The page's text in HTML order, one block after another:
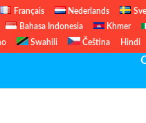
Français Nederlands
Bahasa Indonesia Khmer
Swahili Čeština Hindi